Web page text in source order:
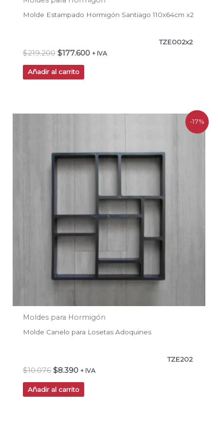
Molde Estampado Hormigón Santiago 110x64cm x2
TZE002x2
$219.200 $177.600 + IVA
Añadir al carrito
-17%
Moldes para Hormigón
Molde Canelo para Losetas Adoquines
TZE202
$10.076
$10.076.
$8.390
$8.390.
+ IVA
Añadir al carrito